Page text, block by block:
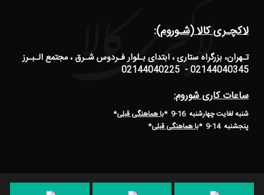
لاکچـری کالا (شـوروم):
تـهران، بزرگراه ستاری ، ابتدای بـلوار فـردوس شـرق ، مجتمع الـبـرز
02144040345 - 02144040225
ساعات کاری شوروم:
شنبه لغایت چهارشنبه 16-9 * با هماهنگی قبلی*
پنجشنبه 14-9
*با هماهنگی قبلی*